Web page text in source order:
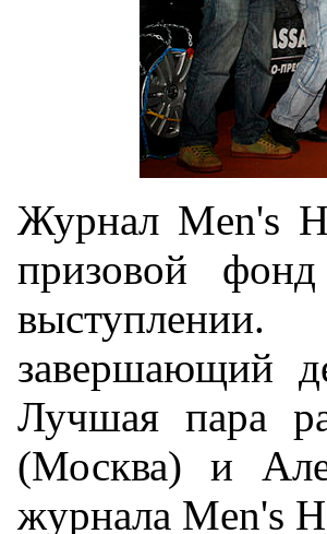
Журнал Men's
призовой
завершающий
Лучшая пара
(Москва) и
журнала Men's